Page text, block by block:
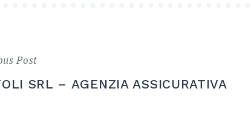
Post
SRL – AGENZIA ASSICURATIVA